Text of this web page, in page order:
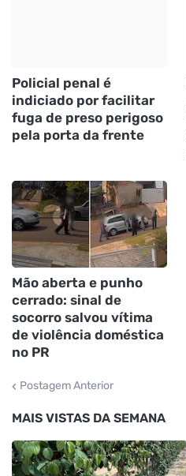
Policial penal é
indiciado por facilitar
fuga de preso perigoso
pela porta da frente
Mão aberta e punho
cerrado: sinal de
socorro salvou vítima
de violência doméstica
no PR
Postagem Anterior
MAIS VISTAS DA SEMANA